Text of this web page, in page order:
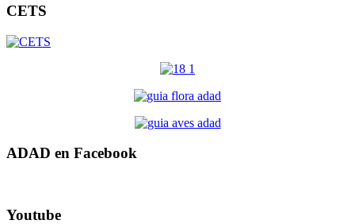
CETS
ADAD en Facebook
Youtube